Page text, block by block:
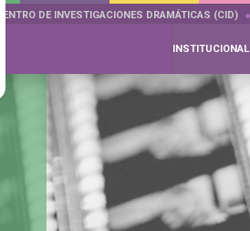
CENTRO DE INVESTIGACIONES DRAMÁTICAS (CID)
INSTITUCIONAL